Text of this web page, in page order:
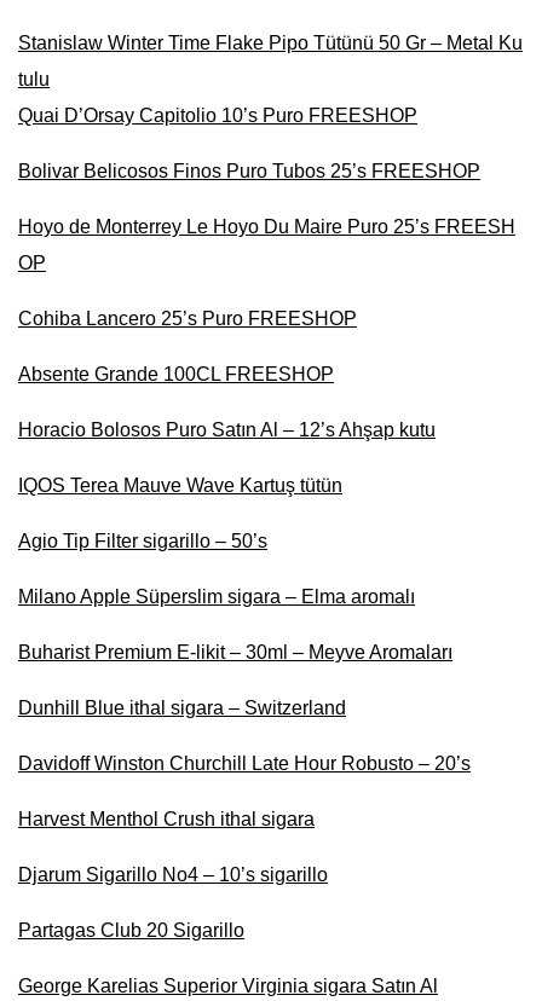
Stanislaw Winter Time Flake Pipo Tütünü 50 Gr – Metal Ku
tulu
Quai D’Orsay Capitolio 10’s Puro FREESHOP
Bolivar Belicosos Finos Puro Tubos 25’s FREESHOP
Hoyo de Monterrey Le Hoyo Du Maire Puro 25’s FREESH
OP
Cohiba Lancero 25’s Puro FREESHOP
Absente Grande 100CL FREESHOP
Horacio Bolosos Puro Satın Al – 12’s Ahşap kutu
IQOS Terea Mauve Wave Kartuş tütün
Agio Tip Filter sigarillo – 50’s
Milano Apple Süperslim sigara – Elma aromalı
Buharist Premium E-likit – 30ml – Meyve Aromaları
Dunhill Blue ithal sigara – Switzerland
Davidoff Winston Churchill Late Hour Robusto – 20’s
Harvest Menthol Crush ithal sigara
Djarum Sigarillo No4 – 10’s sigarillo
Partagas Club 20 Sigarillo
George Karelias Superior Virginia sigara Satın Al